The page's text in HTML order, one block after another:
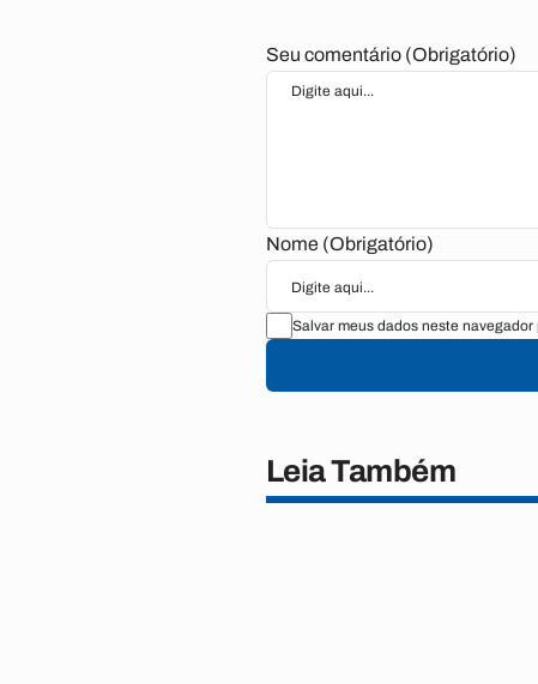
Seu comentário (Obrigatório)
Nome (Obrigatório)
Salvar meus dados neste
Leia Também